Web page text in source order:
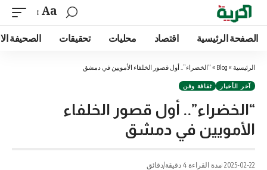
Aa
الصفحة الرئيسية اقتصاد محليات تحقيقات الصحيفة
الرئيسية »
Blog
»“الخضراء”.. أول قصور الخلفاء الأمويين في دمشق
آخر الأخبار ثقافة وفن
“الخضراء”.. أول قصور الخلفاء
الأمويين في دمشق
2025-02-22 مدة القراءة 4 دقيقة/دقائق